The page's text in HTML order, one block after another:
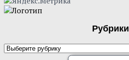
Рубрики
Рубрики